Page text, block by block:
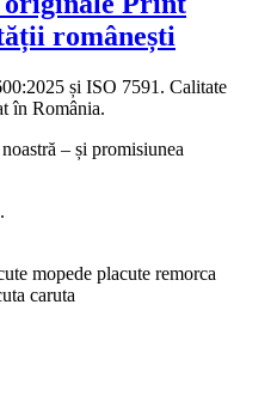
românești
și ISO 7591. Calitate
în România.
– și promisiunea
mopede placute remorca
caruta